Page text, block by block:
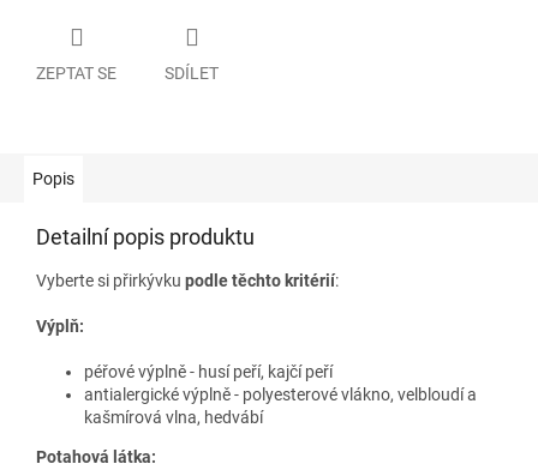
ZEPTAT SE SDÍLET
Popis
Detailní popis produktu
Vyberte si přirkývku podle těchto kritérií:
Výplň:
péřové výplně - husí peří, kajčí peří
antialergické výplně - polyesterové vlákno, velbloudí a
kašmírová vlna, hedvábí
Potahová látka: